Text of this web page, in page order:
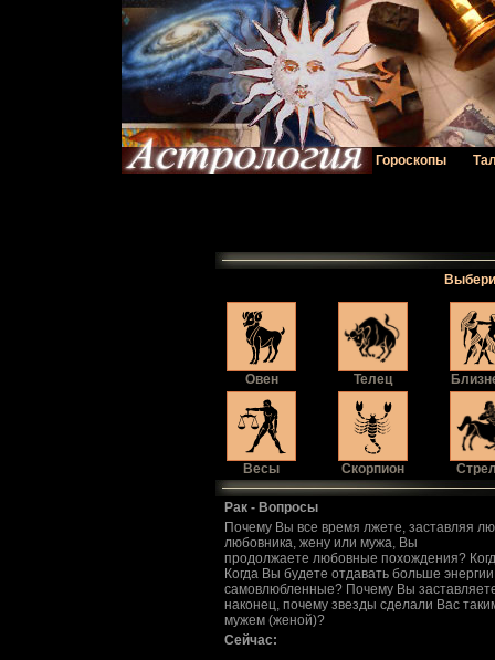
Гороскопы
Овен Телец
Весы Скорпион
Рак - Вопpосы
Почему Вы все вpемя лжете, заставляя
любовника, жену или мужа, Вы
пpодолжаете любовные похождения?
Когда Вы будете отдавать больше
самовлюбленные? Почему Вы
наконец, почему звезды сделали Вас
мужем (женой)?
Сейчас: